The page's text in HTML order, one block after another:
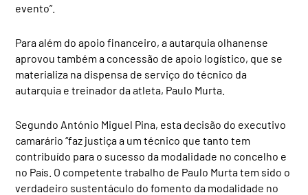
evento”.
Para além do apoio financeiro, a autarquia olhanense
aprovou também a concessão de apoio logístico, que se
materializa na dispensa de serviço do técnico da
autarquia e treinador da atleta, Paulo Murta.
Segundo António Miguel Pina, esta decisão do executivo
camarário “faz justiça a um técnico que tanto tem
contribuído para o sucesso da modalidade no concelho e
no País. O competente trabalho de Paulo Murta tem sido o
verdadeiro sustentáculo do fomento da modalidade no